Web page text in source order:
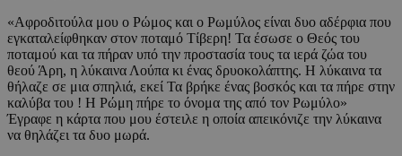
«Αφροδιτούλα μου ο Ρώμος και ο Ρωμύλος είναι δυο αδέρφια που
εγκαταλείφθηκαν στον ποταμό Τίβερη! Τα έσωσε ο Θεός του
ποταμού και τα πήραν υπό την προστασία τους τα ιερά ζώα του
θεού Άρη, η λύκαινα Λούπα κι ένας δρυοκολάπτης. Η λύκαινα τα
θήλαζε σε μια σπηλιά, εκεί Τα βρήκε ένας βοσκός και τα πήρε στην
καλύβα του ! Η Ρώμη πήρε το όνομα της από τον Ρωμύλο»
Έγραφε η κάρτα που μου έστειλε η οποία απεικόνιζε την λύκαινα
να θηλάζει τα δυο μωρά.